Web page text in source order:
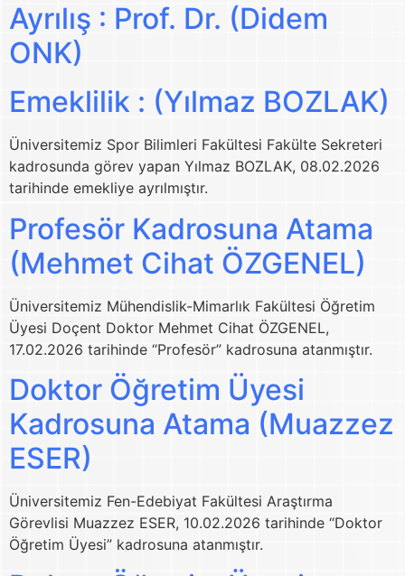
Ayrılış : Prof. Dr. (Didem
ONK)
Emeklilik : (Yılmaz BOZLAK)
Üniversitemiz Spor Bilimleri Fakültesi Fakülte Sekreteri
kadrosunda görev yapan Yılmaz BOZLAK, 08.02.2026
tarihinde emekliye ayrılmıştır.
Profesör Kadrosuna Atama
(Mehmet Cihat ÖZGENEL)
Üniversitemiz Mühendislik-Mimarlık Fakültesi Öğretim
Üyesi Doçent Doktor Mehmet Cihat ÖZGENEL,
17.02.2026 tarihinde “Profesör” kadrosuna atanmıştır.
Doktor Öğretim Üyesi
Kadrosuna Atama (Muazzez
ESER)
Üniversitemiz Fen-Edebiyat Fakültesi Araştırma
Görevlisi Muazzez ESER, 10.02.2026 tarihinde “Doktor
Öğretim Üyesi” kadrosuna atanmıştır.